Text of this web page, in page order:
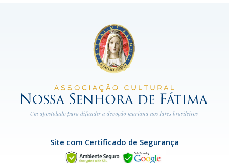
Site com Certificado de Segurança